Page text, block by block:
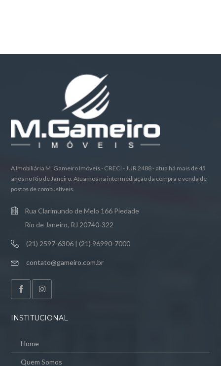
A Imobiliária M. Gameiro Imóveis - CRECI - JUR 2488 - atua há mais de 45
anos no Rio de Janeiro. Atuamos na intermediação da compra e venda de
postos de combustíveis.
Rua Clarimundo de Melo 166 Piedade
Rio de Janeiro, RJ 20740-322
(21) 2597-6306 | (21) 96990-7000
contato@gameiro.com.br
INSTITUCIONAL
Home
Quem Somos